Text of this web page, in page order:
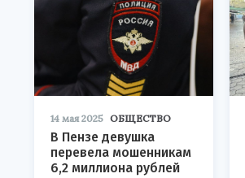
14 мая 2025 ОБЩЕСТВО
В Пензе девушка
перевела мошенникам
6,2 миллиона рублей